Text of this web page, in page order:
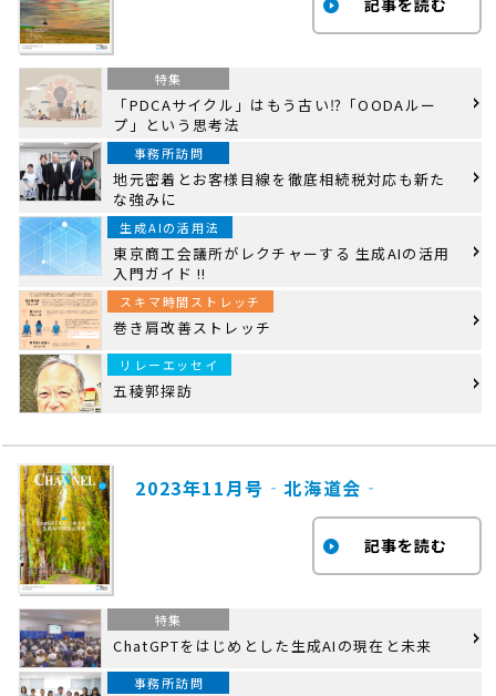
特集
「PDCAサイクル」はもう古い⁉「OODAルー
プ」という思考法
事務所訪問
地元密着とお客様目線を徹底相続税対応も新た
な強みに
生成AIの活用法
東京商工会議所がレクチャーする 生成AIの活用
入門ガイド !!
スキマ時間ストレッチ
巻き肩改善ストレッチ
リレーエッセイ
五稜郭探訪
2023年11月号‐北海道会‐
特集
ChatGPTをはじめとした生成AIの現在と未来
事務所訪問